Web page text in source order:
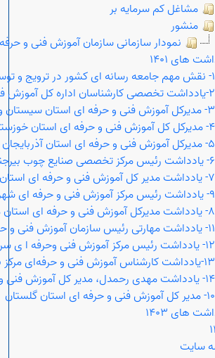
مشاغل کم سرمایه بر
منشور
نمودار سازمانی سازمان آموزش فنی و
های 1401
1- نقش مهم جامعه رسانه ای کشور در ترویج و توسعه گفتمان ملی مهارت آموزی
2-یادداشت تخصصی کارشناسان اداره کل آموزش فنی و حرفه ای استان البرز
3- مدیرکل آموزش فنی و حرفه ای استان سیستان و بلوچستان
4- مدیرکل کل آموزش فنی و حرفه ای استان خوزستان
5- مدیرکل آموزش فنی و حرفه ای استان آذربایجان غربی
6- یادداشت رئیس مرکز تخصصی صنایع چوب بیرجند
7- یادداشت مدیر کل آموزش فنی و حرفه ای استان اصفهان
9- یادداشت رئیس مرکز آموزش فنی و حرفه ای شهرستان گمیشان
8- یادداشت مدیرکل آموزش فنی و حرفه ای استان مازندران
11- یادداشت مهارتی رئیس سازمان آموزش فنی و حرفه ای در استان زنجان
12- یادداشت رئیس مرکز آموزش فنی وحرفه ا ی سربیشه
13-یادداشت کارشناس آموزش فنی و حرفه‌ای مرکز بابل
14- یادداشت مهدی رحمدل، مدیر کل آموزش فنی و حرفه ای خراسان شمالی
10- مدیر کل آموزش فنی و حرفه ای استان گلستان
های 1403
سایت